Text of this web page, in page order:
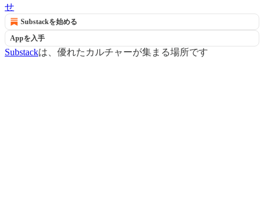
せ
Substackを始める
Appを入手
Substackは、優れたカルチャーが集まる場所です